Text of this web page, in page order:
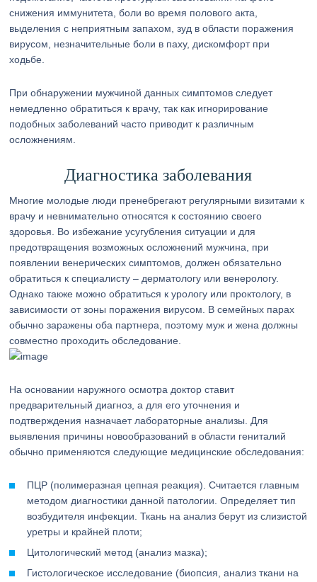
снижения иммунитета, боли во время полового акта,
выделения с неприятным запахом, зуд в области поражения
вирусом, незначительные боли в паху, дискомфорт при
ходьбе.
При обнаружении мужчиной данных симптомов следует
немедленно обратиться к врачу, так как игнорирование
подобных заболеваний часто приводит к различным
осложнениям.
Диагностика заболевания
Многие молодые люди пренебрегают регулярными визитами к
врачу и невнимательно относятся к состоянию своего
здоровья. Во избежание усугубления ситуации и для
предотвращения возможных осложнений мужчина, при
появлении венерических симптомов, должен обязательно
обратиться к специалисту – дерматологу или венерологу.
Однако также можно обратиться к урологу или проктологу, в
зависимости от зоны поражения вирусом. В семейных парах
обычно заражены оба партнера, поэтому муж и жена должны
совместно проходить обследование.
На основании наружного осмотра доктор ставит
предварительный диагноз, а для его уточнения и
подтверждения назначает лабораторные анализы. Для
выявления причины новообразований в области гениталий
обычно применяются следующие медицинские обследования:
ПЦР (полимеразная цепная реакция). Считается главным
методом диагностики данной патологии. Определяет тип
возбудителя инфекции. Ткань на анализ берут из слизистой
уретры и крайней плоти;
Цитологический метод (анализ мазка);
Гистологическое исследование (биопсия, анализ ткани на